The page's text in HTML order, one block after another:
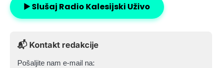
▶️ Slušaj Radio Kalesijski Uživo
📬 Kontakt redakcije
Pošaljite nam e-mail na: